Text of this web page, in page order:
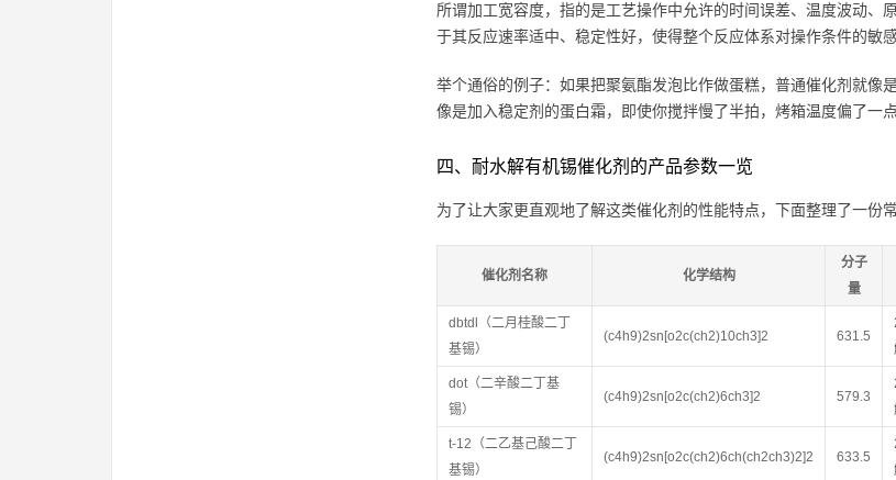
所谓加工宽容度，指的是工艺操作中允许的时间误差、温度波动
于其反应速率适中、稳定性好，使得整个反应体系对操作条件的敏
举个通俗的例子：如果把聚氨酯发泡比作做蛋糕，普通催化剂就像
像是加入稳定剂的蛋白霜，即使你搅拌慢了半拍，烤箱温度偏了一
四、耐水解有机锡催化剂的产品参数一览
为了让大家更直观地了解这类催化剂的性能特点，下面整理了一份
催化剂名称 化学结构
分子
量
dbtdl（二月桂酸二丁
基锡）
(c4h9)2sn[o2c(ch2)10ch3]2 631.5
dot（二辛酸二丁基
锡）
(c4h9)2sn[o2c(ch2)6ch3]2 579.3
t-12（二乙基己酸二丁
基锡）
(c4h9)2sn[o2c(ch2)6ch(ch2ch3)2]2 633.5